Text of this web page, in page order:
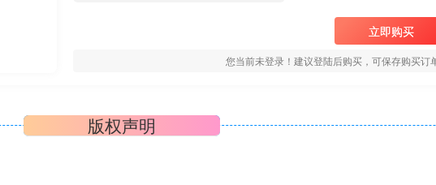
立即购买
您当前未登录！建议登陆后购买，可保存购买订
版权声明